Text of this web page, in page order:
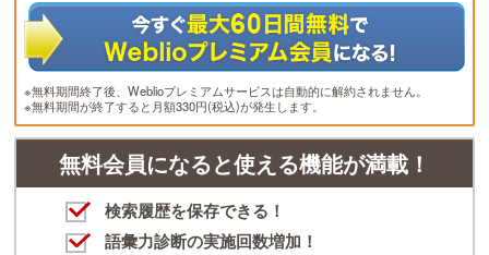
※無料期間終了後、Weblioプレミアムサービスは自動的に解約されません。
※無料期間が終了すると月額330円(税込)が発生します。
無料会員になると使える機能が満載！
検索履歴を保存できる！
語彙力診断の実施回数増加！